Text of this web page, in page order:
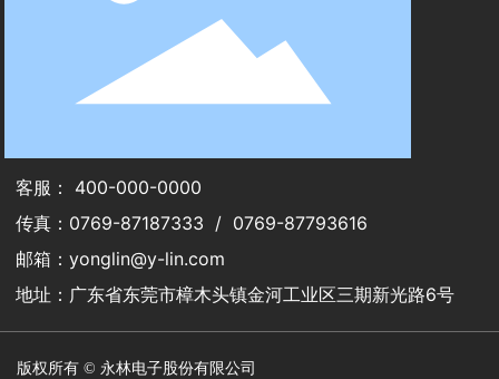
客服： 400-000-0000
传真： 0769-87187333 / 0769-87793616
邮箱：yonglin@y-lin.com
地址：广东省东莞市樟木头镇金河工业区三期新光路6号
版权所有 © 永林电子股份有限公司